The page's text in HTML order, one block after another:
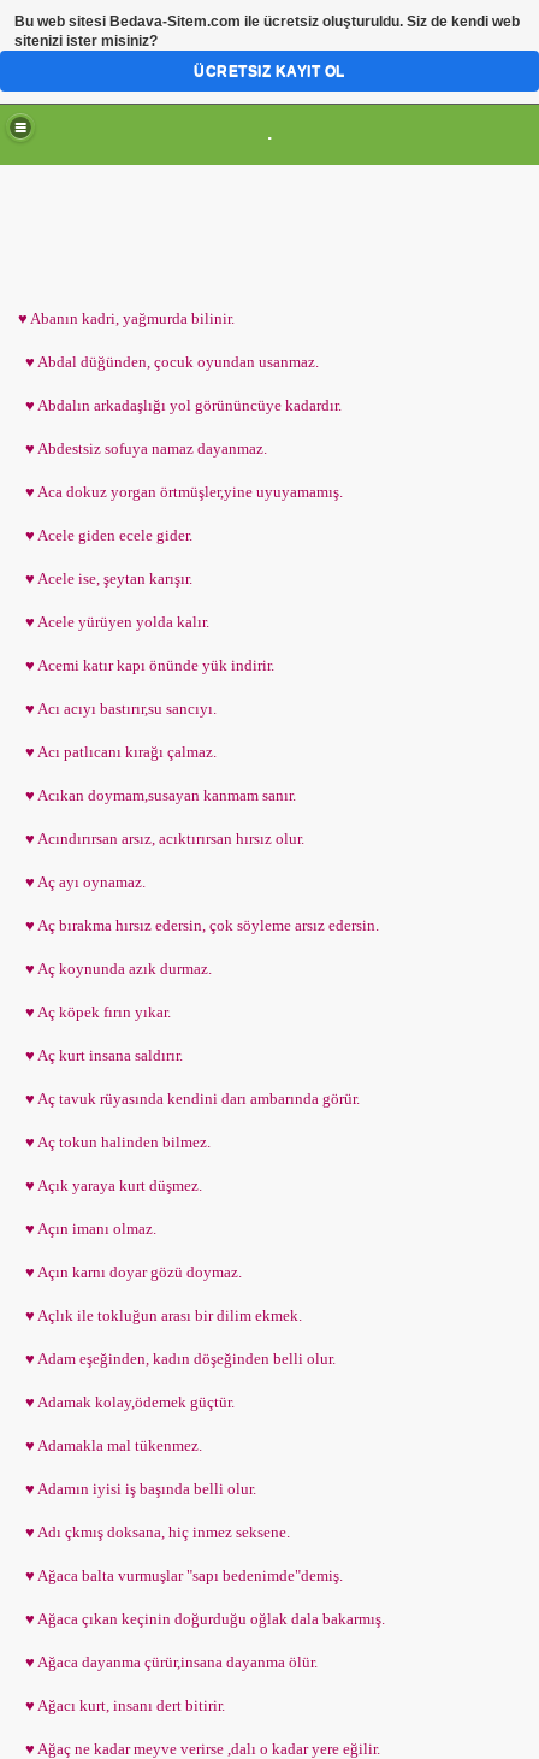
.
♥ Abanın kadri, yağmurda bilinir.
♥ Abdal düğünden, çocuk oyundan usanmaz.
♥ Abdalın arkadaşlığı yol görününcüye kadardır.
♥ Abdestsiz sofuya namaz dayanmaz.
♥ Aca dokuz yorgan örtmüşler,yine uyuyamamış.
♥ Acele giden ecele gider.
♥ Acele ise, şeytan karışır.
♥ Acele yürüyen yolda kalır.
♥ Acemi katır kapı önünde yük indirir.
♥ Acı acıyı bastırır,su sancıyı.
♥ Acı patlıcanı kırağı çalmaz.
♥ Acıkan doymam,susayan kanmam sanır.
♥ Acındırırsan arsız, acıktırırsan hırsız olur.
♥ Aç ayı oynamaz.
♥ Aç bırakma hırsız edersin, çok söyleme arsız edersin.
♥ Aç koynunda azık durmaz.
♥ Aç köpek fırın yıkar.
♥ Aç kurt insana saldırır.
♥ Aç tavuk rüyasında kendini darı ambarında görür.
♥ Aç tokun halinden bilmez.
♥ Açık yaraya kurt düşmez.
♥ Açın imanı olmaz.
♥ Açın karnı doyar gözü doymaz.
♥ Açlık ile tokluğun arası bir dilim ekmek.
♥ Adam eşeğinden, kadın döşeğinden belli olur.
♥ Adamak kolay,ödemek güçtür.
♥ Adamakla mal tükenmez.
♥ Adamın iyisi iş başında belli olur.
♥ Adı çkmış doksana, hiç inmez seksene.
♥ Ağaca balta vurmuşlar "sapı bedenimde"demiş.
♥ Ağaca çıkan keçinin doğurduğu oğlak dala bakarmış.
♥ Ağaca dayanma çürür,insana dayanma ölür.
♥ Ağacı kurt, insanı dert bitirir.
♥ Ağaç ne kadar meyve verirse ,dalı o kadar yere eğilir.
Bu web sitesi Bedava-Sitem.com ile ücretsiz oluşturuldu. Siz de kendi web
sitenizi ister misiniz?
ÜCRETSIZ KAYIT OL